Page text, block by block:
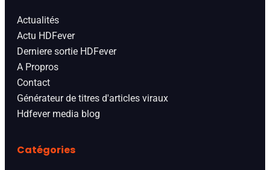
Actualités
Actu HDFever
Derniere sortie HDFever
A Propros
Contact
Générateur de titres d'articles viraux
Hdfever media blog
Catégories